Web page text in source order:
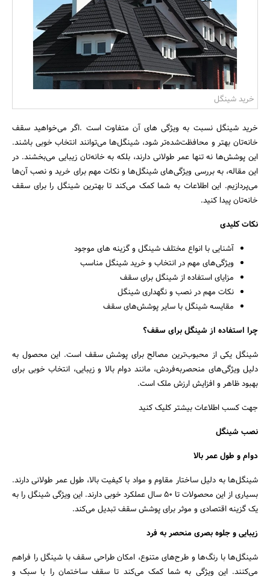
بانک، بیمه و سرمایه
مسکن و ساختمان
جستجو
خرید شینگل
خرید شینگل نسبت به ویژگی های آن متفاوت است .اگر می‌خواهید سقف
خانه‌تان بهتر و محافظت‌شده‌تر شود، شینگل‌ها می‌توانند انتخاب خوبی باشند.
این پوشش‌ها نه تنها عمر طولانی دارند، بلکه به خانه‌تان زیبایی می‌بخشند. در
این مقاله، به بررسی ویژگی‌های شینگل‌ها و نکات مهم برای خرید و نصب آن‌ها
می‌پردازیم. این اطلاعات به شما کمک می‌کند تا بهترین شینگل را برای سقف
خانه‌تان پیدا کنید.
نکات کلیدی
آشنایی با انواع مختلف شینگل و گزینه های موجود
ویژگی‌های مهم در انتخاب و خرید شینگل مناسب
مزایای استفاده از شینگل برای سقف
نکات مهم در نصب و نگهداری شینگل
مقایسه شینگل با سایر پوشش‌های سقف
چرا استفاده از شینگل برای سقف؟
شینگل یکی از محبوب‌ترین مصالح برای پوشش سقف است. این محصول به
دلیل ویژگی‌های منحصربه‌فردش، مانند دوام بالا و زیبایی، انتخاب خوبی برای
بهبود ظاهر و افزایش ارزش ملک است.
جهت کسب اطلاعات بیشتر کلیک کنید
نصب شینگل
دوام و طول عمر بالا
شینگل‌ها به دلیل ساختار مقاوم و مواد با کیفیت بالا، طول عمر طولانی دارند.
بسیاری از این محصولات تا ۵۰ سال عملکرد خوبی دارند. این ویژگی شینگل را به
یک گزینه اقتصادی و موثر برای پوشش سقف تبدیل می‌کند.
زیبایی و جلوه بصری منحصر به فرد
شینگل‌ها با رنگ‌ها و طرح‌های متنوع، امکان طراحی سقف با شینگل را فراهم
می‌کنند. این ویژگی به شما کمک می‌کند تا سقف ساختمان را با سبک و